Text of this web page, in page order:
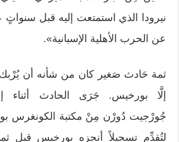
نيرودا الذي استمتعت إليه قبل سنواتٍ
عن الحرب الأهلية الإسبانية».
ثمة حَادث صَغير كان من شأنه أن
إلَّا بورخيس. جَرَى الحادث أثناء
جُورْجيت دُورْن مِنْ مكتبة الكونغرس
لتُقدِّم تسجيلاً أنجزه بورخيس قبل